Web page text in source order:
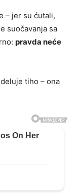
– jer su ćutali,
suočavanja sa
pravda neće
tiho – ona